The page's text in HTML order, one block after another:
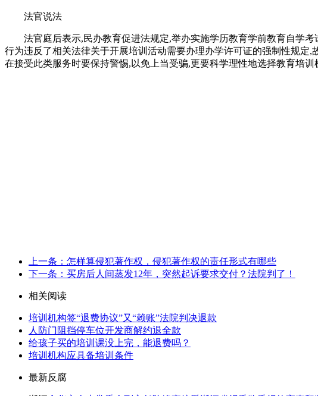
法官说法
法官庭后表示,民办教育促进法规定,举办实施学历教育学前教育自学
行为违反了相关法律关于开展培训活动需要办理办学许可证的强制性规
在接受此类服务时要保持警惕,以免上当受骗,更要科学理性地选择教育培训
上一条：怎样算侵犯著作权，侵犯著作权的责任形式有哪些
下一条：买房后人间蒸发12年，突然起诉要求交付？法院判了！
相关阅读
培训机构签“退费协议”又“赖账”法院判决退款
人防门阻挡停车位开发商解约退全款
给孩子买的培训课没上完，能退费吗？
培训机构应具备培训条件
最新反腐